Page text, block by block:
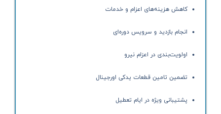
کاهش هزینه‌های اعزام و خدمات
انجام بازدید و سرویس دوره‌ای
اولویت‌بندی در اعزام نیرو
تضمین تامین قطعات یدکی اورجینال
پشتیبانی ویژه در ایام تعطیل